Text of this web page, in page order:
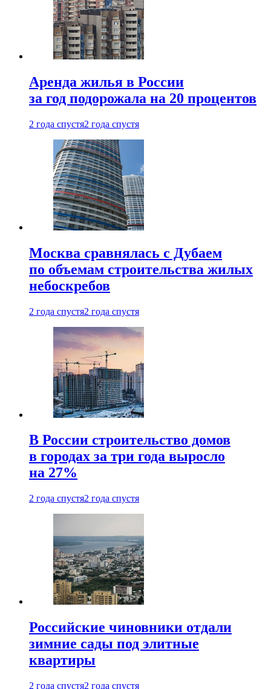
Аренда жилья в России
за год подорожала на 20 процентов
2 года спустя2 года спустя
Москва сравнялась с Дубаем
по объемам строительства жилых
небоскребов
2 года спустя2 года спустя
В России строительство домов
в городах за три года выросло
на 27%
2 года спустя2 года спустя
Российские чиновники отдали
зимние сады под элитные
квартиры
2 года спустя2 года спустя